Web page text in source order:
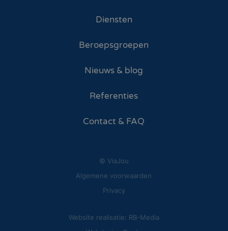
Diensten
Beroepsgroepen
Nieuws & blog
Referenties
Contact & FAQ
© ViaJou
Algemene voorwaarden
Privacy
Website realisatie: RB-Media